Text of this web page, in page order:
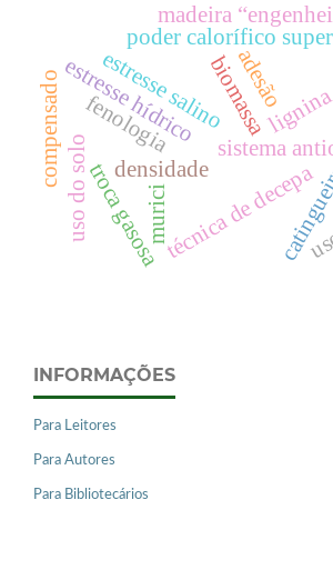
biomassa
densidade
sistema
troca gasosatécnica de decepa
lignina
poder calorífico
estresse salino
estresse hídrico
fenologia
murici
madeira
adesão
compensado
uso do solo
INFORMAÇÕES
Para Leitores
Para Autores
Para Bibliotecários